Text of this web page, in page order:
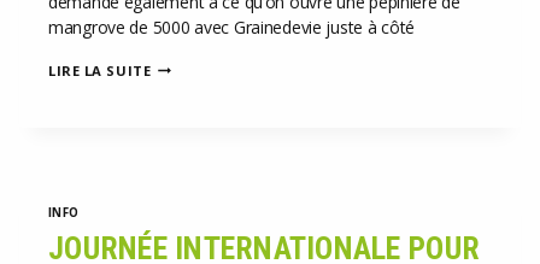
mangrove de 5000 avec Grainedevie juste à côté
LIRE LA SUITENOUVELLE
INFO
JOURNÉE INTERNATIONALE POUR